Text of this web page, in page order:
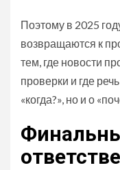
Поэтому в 2025
возвращаются к
тем, где новости
проверки и где
«когда?», но и о